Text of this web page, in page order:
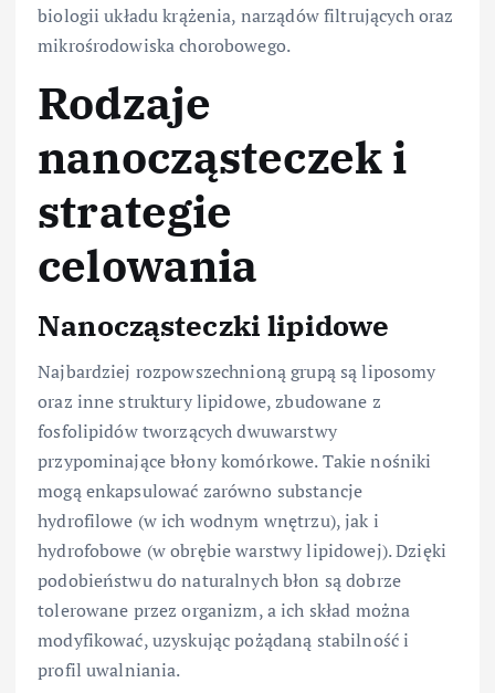
biologii układu krążenia, narządów filtrujących oraz
mikrośrodowiska chorobowego.
Rodzaje
nanocząsteczek i
strategie
celowania
Nanocząsteczki lipidowe
Najbardziej rozpowszechnioną grupą są liposomy
oraz inne struktury lipidowe, zbudowane z
fosfolipidów tworzących dwuwarstwy
przypominające błony komórkowe. Takie nośniki
mogą enkapsulować zarówno substancje
hydrofilowe (w ich wodnym wnętrzu), jak i
hydrofobowe (w obrębie warstwy lipidowej). Dzięki
podobieństwu do naturalnych błon są dobrze
tolerowane przez organizm, a ich skład można
modyfikować, uzyskując pożądaną stabilność i
profil uwalniania.